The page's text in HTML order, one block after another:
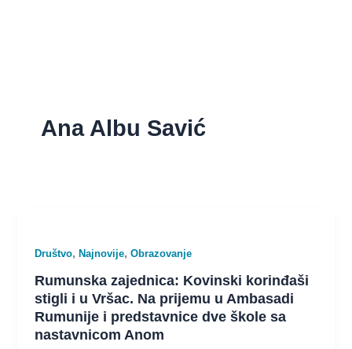
Ana Albu Savić
Društvo,Najnovije,Obrazovanje
Rumunska zajednica: Kovinski korinđaši
stigli i u Vršac. Na prijemu u Ambasadi
Rumunije i predstavnice dve škole sa
nastavnicom Anom